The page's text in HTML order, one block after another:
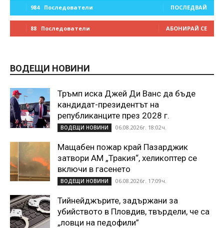
984 Последователи ПОСЛЕДВАЙ
88 Последователи АБОНИРАЙ СЕ
ВОДЕЩИ НОВИНИ
Тръмп иска Джей Ди Ванс да бъде
кандидат-президентът на
републиканците през 2028 г.
ВОДЕЩИ НОВИНИ 06.08.2026г. 18:02ч.
Мащабен пожар край Пазарджик
затвори АМ „Тракия“, хеликоптер се
включи в гасенето
ВОДЕЩИ НОВИНИ 06.08.2026г. 17:09ч.
Тийнейджърите, задържани за
убийството в Пловдив, твърдели, че са
„ловци на педофили”